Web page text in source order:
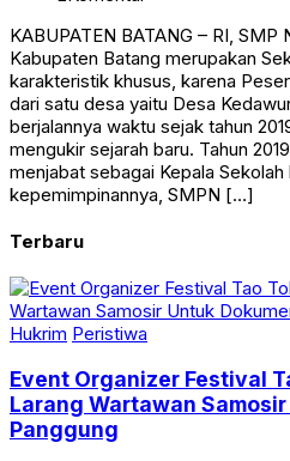
KABUPATEN BATANG – RI, SMP
Kabupaten Batang merupakan
karakteristik khusus, karena
dari satu desa yaitu Desa
berjalannya waktu sejak tahun
mengukir sejarah baru. Tahun
menjabat sebagai Kepala Sekolah
kepemimpinannya, SMPN […]
Terbaru
Hukrim Peristiwa
Event Organizer Festival
Larang Wartawan
Panggung